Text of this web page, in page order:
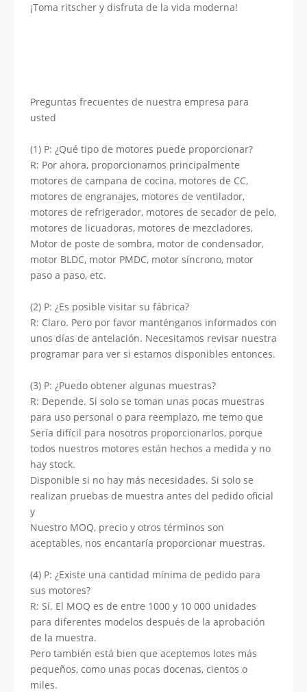
¡Toma ritscher y disfruta de la vida moderna!
Preguntas frecuentes de nuestra empresa para
usted
(1) P: ¿Qué tipo de motores puede proporcionar?
R: Por ahora, proporcionamos principalmente
motores de campana de cocina, motores de CC,
motores de engranajes, motores de ventilador,
motores de refrigerador, motores de secador de pelo,
motores de licuadoras, motores de mezcladores,
Motor de poste de sombra, motor de condensador,
motor BLDC, motor PMDC, motor síncrono, motor
paso a paso, etc.
(2) P: ¿Es posible visitar su fábrica?
R: Claro. Pero por favor manténganos informados con
unos días de antelación. Necesitamos revisar nuestra
programar para ver si estamos disponibles entonces.
(3) P: ¿Puedo obtener algunas muestras?
R: Depende. Si solo se toman unas pocas muestras
para uso personal o para reemplazo, me temo que
Sería difícil para nosotros proporcionarlos, porque
todos nuestros motores están hechos a medida y no
hay stock.
Disponible si no hay más necesidades. Si solo se
realizan pruebas de muestra antes del pedido oficial
y
Nuestro MOQ, precio y otros términos son
aceptables, nos encantaría proporcionar muestras.
(4) P: ¿Existe una cantidad mínima de pedido para
sus motores?
R: Sí. El MOQ es de entre 1000 y 10 000 unidades
para diferentes modelos después de la aprobación
de la muestra.
Pero también está bien que aceptemos lotes más
pequeños, como unas pocas docenas, cientos o
miles.